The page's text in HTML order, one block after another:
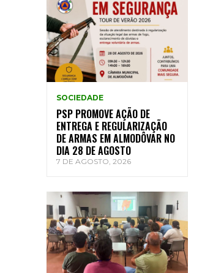
SOCIEDADE
PSP PROMOVE AÇÃO DE
ENTREGA E REGULARIZAÇÃO
DE ARMAS EM ALMODÔVAR NO
DIA 28 DE AGOSTO
7 DE AGOSTO, 2026